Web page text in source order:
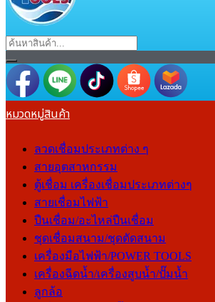
หมวดหมู่สินค้า
ลวดเชื่อมประเภทต่าง ๆ
สายอุตสาหกรรม
ตู้เชื่อม เครื่องเชื่อมประเภทต่างๆ
สายเชื่อมไฟฟ้า
ปืนเชื่อม/อะไหล่ปืนเชื่อม
ชุดเชื่อมสนาม/ชุดตัดสนาม
เครื่องมือไฟฟ้า/POWER TOOLS
เครื่องฉีดน้ำ/เครื่องสูบน้ำ/ปั๊มน้ำ
ลูกล้อ